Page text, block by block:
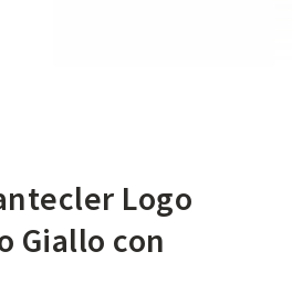
Logo
Giallo con